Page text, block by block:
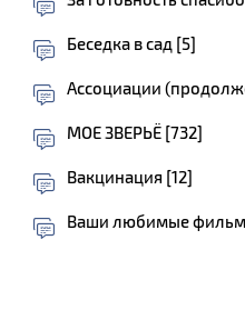
Беседка в сад [5]
Ассоциации
МОЕ ЗВЕРЬЁ [732]
Вакцинация [12]
Ваши любимые